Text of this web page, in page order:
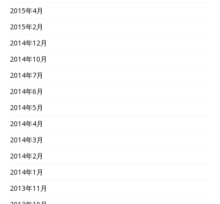
2015年4月
2015年2月
2014年12月
2014年10月
2014年7月
2014年6月
2014年5月
2014年4月
2014年3月
2014年2月
2014年1月
2013年11月